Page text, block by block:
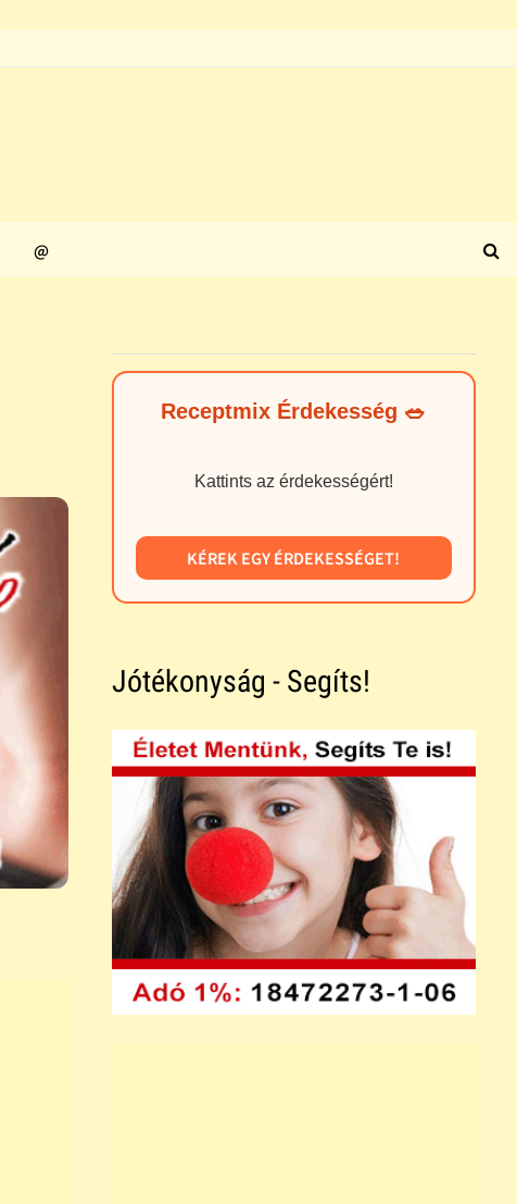
@
Receptmix Érdekesség 🥗
Kattints az érdekességért!
KÉREK EGY ÉRDEKESSÉGET!
Jótékonyság - Segíts!